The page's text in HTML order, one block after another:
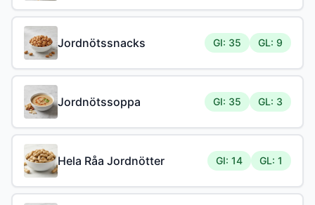
Jordnötssnacks GI: 35 GL: 9
Jordnötssoppa GI: 35 GL: 3
Hela Råa Jordnötter GI: 14 GL: 1